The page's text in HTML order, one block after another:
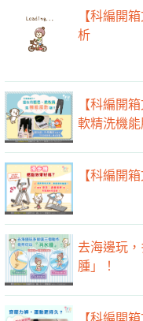
【科編開箱
【科編開箱